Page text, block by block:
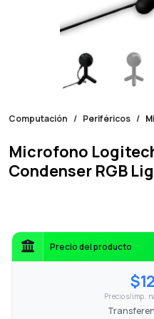
Computación Periféricos
Microfono
Condenser RGB
Precio del producto
Precio s/imp.